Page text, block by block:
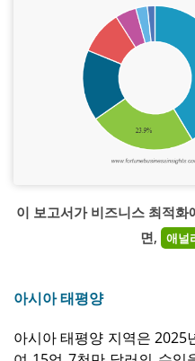
이 보고서가 비즈니스 최적
면,
애널
아시아 태평양
아시아 태평양 지역은 2025